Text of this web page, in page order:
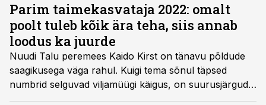
Parim taimekasvataja 2022: omalt
poolt tuleb kõik ära teha, siis annab
loodus ka juurde
Nuudi Talu peremees Kaido Kirst on tänavu põldude
saagikusega väga rahul. Kuigi tema sõnul täpsed
numbrid selguvad viljamüügi käigus, on suurusjärgud
teada ja põhjust rahuloluks leidub.